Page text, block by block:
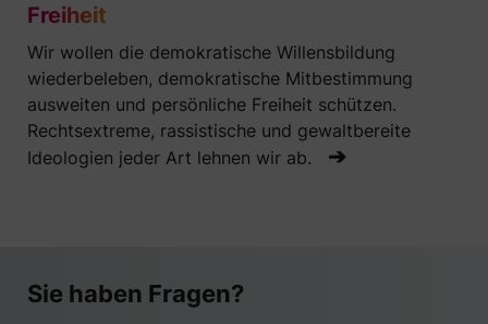
Freiheit
Wir wollen die demokratische Willensbildung
wiederbeleben, demokratische Mitbestimmung
ausweiten und persönliche Freiheit schützen.
Rechtsextreme, rassistische und gewaltbereite
Ideologien jeder Art lehnen wir ab.
➔
Sie haben Fragen?